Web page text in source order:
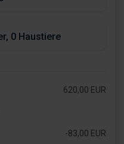
620,00 EUR
-83,00 EUR